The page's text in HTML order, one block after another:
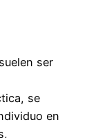
ser
se
en